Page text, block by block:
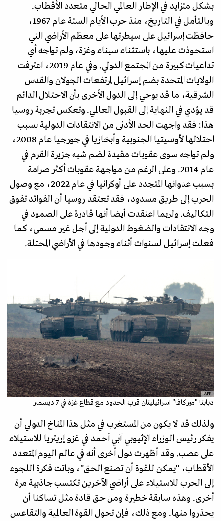
بشكل متزايد في الإطار العالمي الحالي متعدد الأقطاب.
وبالتأمل في التاريخ، منذ حرب الأيام الستة عام 1967،
حافظت إسرائيل على سيطرتها على معظم الأراضي التي
استحوذت عليها، باستثناء سيناء وغزة، ولم تواجه أي
تداعيات كبيرة من المجتمع الدولي. وفي عام 2019، اعترفت
الولايات المتحدة بضم إسرائيل لمرتفعات الجولان والقدس
الشرقية، ما قد يوحي إلى الدول الأخرى بأن الاحتلال الدائم
قد يؤدي في النهاية إلى القبول العالمي. وتعكس تجربة روسيا
هذا: فقد واجهت الحد الأدنى من الانتقادات الدولية بسبب
احتلالها لأوسيتيا الجنوبية وأبخازيا في جورجيا عام 2008،
ولم تواجه سوى عقوبات مقيدة لضم شبه جزيرة القرم في
عام 2014. وعلى الرغم من مواجهة عقوبات أكثر صرامة
بسبب عدوانها المتجدد على أوكرانيا في عام 2022، مع وصول
الحرب إلى طريق مسدود، فقد تعتقد روسيا أن الفوائد تفوق
التكاليف. ولربما اعتقدت أيضا أنها قادرة على الصمود في
وجه الانتقادات والضغوط الدولية إلى أجل غير مسمى، كما
فعلت إسرائيل لسنوات أثناء وجودها في الأراضي المحتلة.
AFP
دبابتا "ميركافا" اسرائيليتان قرب الحدود مع قطاع غزة في 7 ديسمبر
ولذلك قد لا يكون من المستغرب في مثل هذا المناخ الدولي أن
يفكر رئيس الوزراء الإثيوبي آبي أحمد في غزو إريتريا للاستيلاء
على عصب. وقد أظهرت دول أخرى أنه في عالم اليوم المتعدد
الأقطاب، "يمكن للقوة أن تصنع الحق"، وباتت فكرة اللجوء
إلى الحرب للاستيلاء على أراضي الآخرين تكتسب جاذبية مرة
أخرى. وهذه سابقة خطيرة ومن حق قادة مثل تساكنا أن
يحذروا منها. ومع ذلك، فإن تحول القوة العالمية والتقاعس